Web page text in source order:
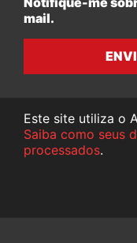
mail.
Este site utiliza o
Saiba como seus
processados.